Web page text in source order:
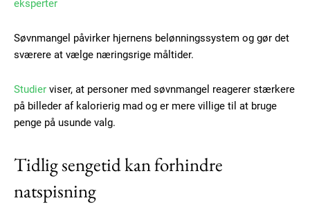
eksperter
Søvnmangel påvirker hjernens belønningssystem og gør det
sværere at vælge næringsrige måltider.
Studier viser, at personer med søvnmangel reagerer stærkere
på billeder af kalorierig mad og er mere villige til at bruge
penge på usunde valg.
Tidlig sengetid kan forhindre
natspisning